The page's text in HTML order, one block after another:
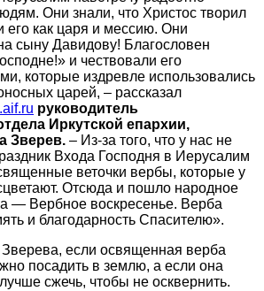
Они знали, что Христос творил
его как царя и мессию. Они
сыну Давидову! Благословен
и чествовали его
которые издревле использовались
царей, – рассказал
руководитель
Иркутской епархии,
Зверев. – Из-за того, что у нас не
Входа Господня в Иерусалим
веточки вербы, которые у
Отсюда и пошло народное
— Вербное воскресенье. Верба
и благодарность Спасителю».
если освященная верба
посадить в землю, а если она
сжечь, чтобы не осквернить.